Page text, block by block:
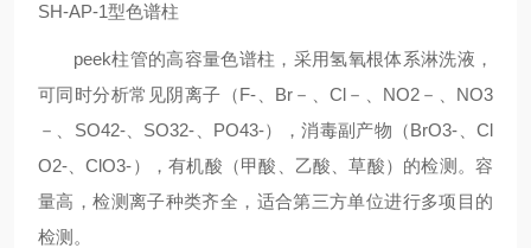
SH-AP-1型色谱柱
peek柱管的高容量色谱柱，采用氢氧根体系淋洗液，
可同时分析常见阴离子（F-、Br－、Cl－、NO2－、NO3
－、SO42-、SO32-、PO43-），消毒副产物（BrO3-、Cl
O2-、ClO3-），有机酸（甲酸、乙酸、草酸）的检测。容
量高，检测离子种类齐全，适合第三方单位进行多项目的
检测。